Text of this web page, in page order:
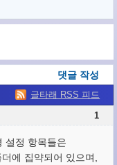
댓글 작성
글타래 RSS 피드
1
설정 항목들은
에 집약되어 있으며,